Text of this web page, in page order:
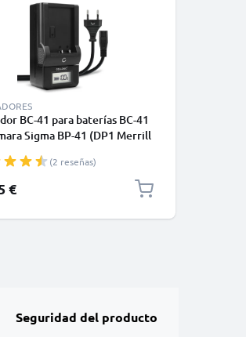
BC-41 para baterías BC-41
Sigma BP-41 (DP1 Merrill
(2 reseñas)
€
Seguridad del producto